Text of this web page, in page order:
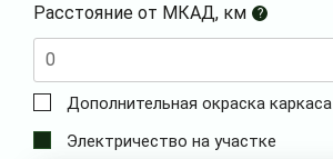
Расстояние от МКАД, км ?
Дополнительная окраска каркаса
Электричество на участке